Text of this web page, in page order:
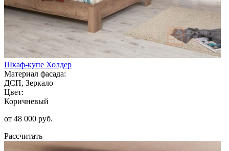
Шкаф-купе Холдер
Материал фасада:
ДСП, Зеркало
Цвет:
Коричневый
от 48 000 руб.
Рассчитать